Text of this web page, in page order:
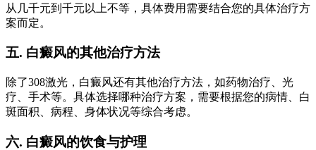
从几千元到千元以上不等，具体费用需要结合您的具体治疗方
案而定。
五. 白癜风的其他治疗方法
除了308激光，白癜风还有其他治疗方法，如药物治疗、光
疗、手术等。具体选择哪种治疗方案，需要根据您的病情、白
斑面积、病程、身体状况等综合考虑。
六. 白癜风的饮食与护理